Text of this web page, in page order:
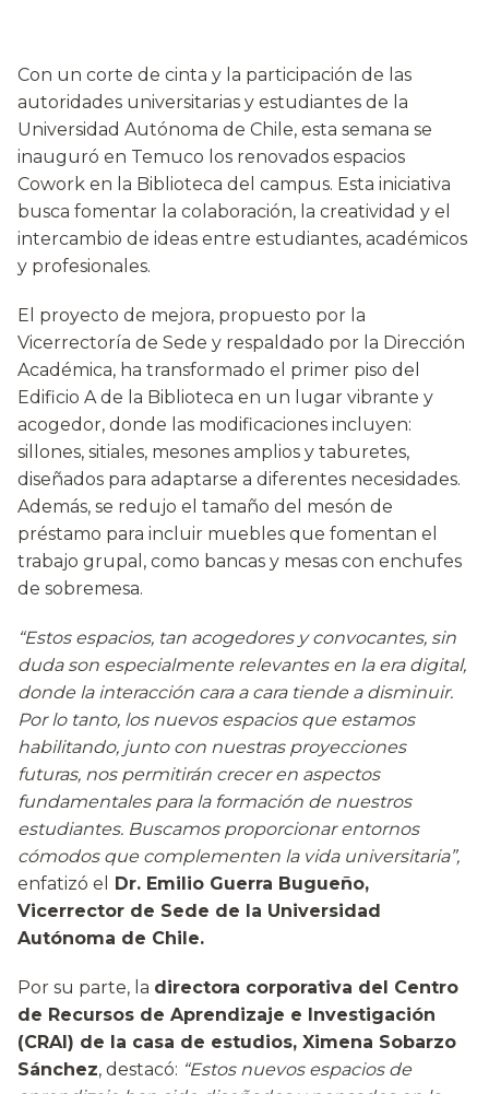
Con un corte de cinta y la participación de las
autoridades universitarias y estudiantes de la
Universidad Autónoma de Chile, esta semana se
inauguró en Temuco los renovados espacios
Cowork en la Biblioteca del campus. Esta iniciativa
busca fomentar la colaboración, la creatividad y el
intercambio de ideas entre estudiantes, académicos
y profesionales.
El proyecto de mejora, propuesto por la
Vicerrectoría de Sede y respaldado por la Dirección
Académica, ha transformado el primer piso del
Edificio A de la Biblioteca en un lugar vibrante y
acogedor, donde las modificaciones incluyen:
sillones, sitiales, mesones amplios y taburetes,
diseñados para adaptarse a diferentes necesidades.
Además, se redujo el tamaño del mesón de
préstamo para incluir muebles que fomentan el
trabajo grupal, como bancas y mesas con enchufes
de sobremesa.
“Estos espacios, tan acogedores y convocantes, sin
duda son especialmente relevantes en la era digital,
donde la interacción cara a cara tiende a disminuir.
Por lo tanto, los nuevos espacios que estamos
habilitando, junto con nuestras proyecciones
futuras, nos permitirán crecer en aspectos
fundamentales para la formación de nuestros
estudiantes. Buscamos proporcionar entornos
cómodos que complementen la vida universitaria”,
enfatizó el
Dr. Emilio Guerra Bugueño,
Vicerrector de Sede de la Universidad
Autónoma de Chile.
Por su parte, la directora corporativa del Centro
de Recursos de Aprendizaje e Investigación
(CRAI) de la casa de estudios, Ximena Sobarzo
Sánchez, destacó: “Estos nuevos espacios de